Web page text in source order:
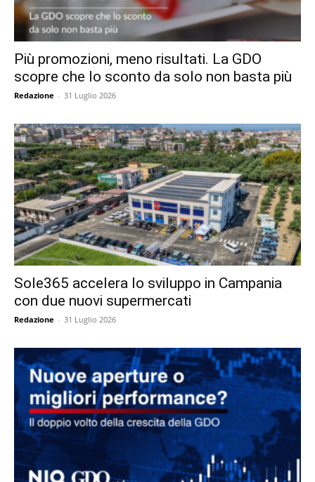
Più promozioni, meno risultati. La GDO
scopre che lo sconto da solo non basta più
Redazione - 31 Luglio 2026
Sole365 accelera lo sviluppo in Campania
con due nuovi supermercati
Redazione - 31 Luglio 2026